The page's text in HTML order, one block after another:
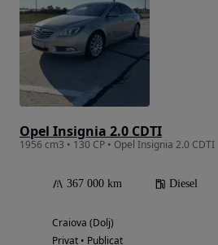
Opel Insignia 2.0 CDTI
1956 cm3 • 130 CP • Opel Insignia 2.0 CDTI
367 000 km Diesel
Craiova (Dolj)
Privat • Publicat